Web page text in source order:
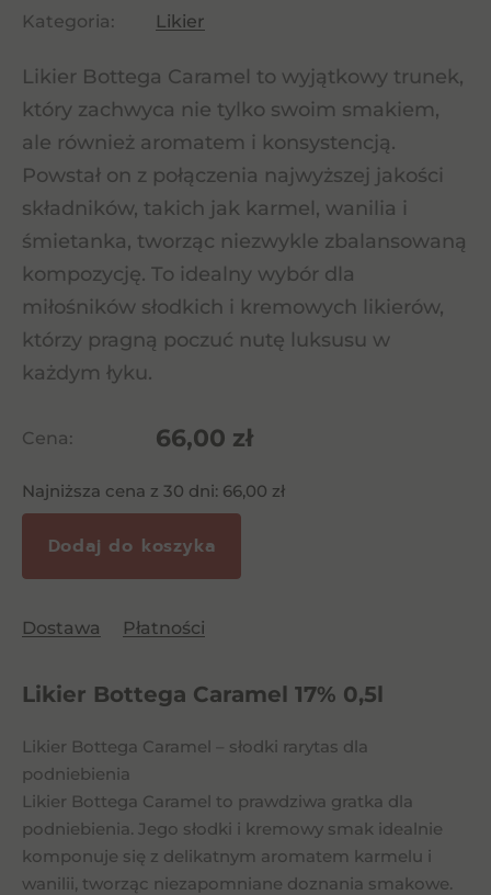
Kategoria:
Likier
Likier Bottega Caramel to wyjątkowy trunek,
który zachwyca nie tylko swoim smakiem,
ale również aromatem i konsystencją.
Powstał on z połączenia najwyższej jakości
składników, takich jak karmel, wanilia i
śmietanka, tworząc niezwykle zbalansowaną
kompozycję. To idealny wybór dla
miłośników słodkich i kremowych likierów,
którzy pragną poczuć nutę luksusu w
każdym łyku.
Cena: 66,00 zł
Najniższa cena z 30 dni: 66,00 zł
Dodaj do koszyka
Dostawa Płatności
Likier Bottega Caramel 17% 0,5l
Likier Bottega Caramel – słodki rarytas dla
podniebienia
Likier Bottega Caramel to prawdziwa gratka dla
podniebienia. Jego słodki i kremowy smak idealnie
komponuje się z delikatnym aromatem karmelu i
wanilii, tworząc niezapomniane doznania smakowe.